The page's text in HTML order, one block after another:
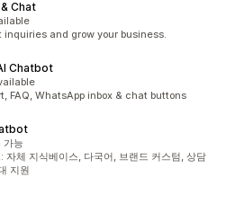
Chat
inquiries and grow your business.
Chatbot
FAQ, WhatsApp inbox & chat buttons
가능
자체 지식베이스, 다국어, 브랜드 커스텀, 상담
지원